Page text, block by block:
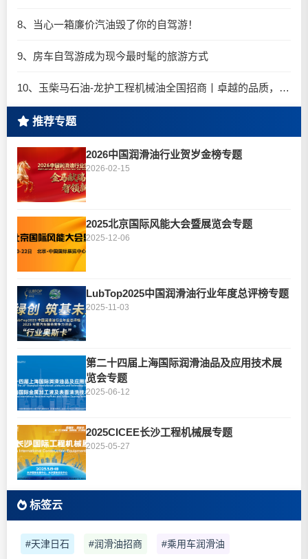
8、当心一箱廉价汽油毁了你的自驾游！
9、房车自驾游成为现今最时髦的旅游方式
10、玉柴马石油-龙护工程机械油全国招商丨卓越的品质，专业的品牌！
推荐专题
2026中国润滑油行业贺岁金榜专题
2026-02-15
2025北京国际风能大会暨展览会专题
2025-12-06
LubTop2025中国润滑油行业年度总评榜专题
2025-11-03
第二十四届上海国际润滑油品及应用技术展
览会专题
2025-06-12
2025CICEE长沙工程机械展专题
2025-05-27
标签云
#天津日石 #润滑油招商 #乘用车润滑油